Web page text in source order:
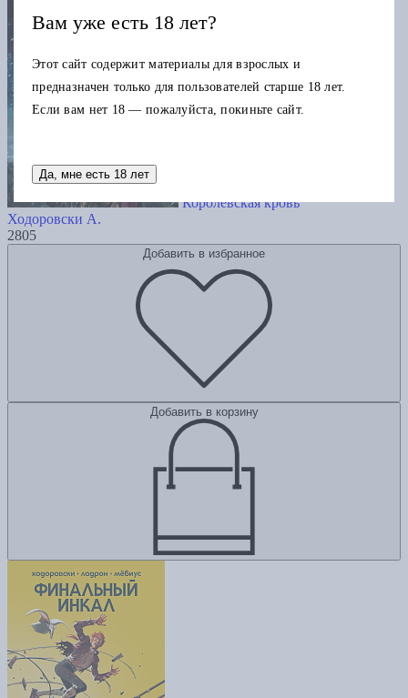
Королевская кровь
Ходоровски А.
2805
Добавить в избранное
Добавить в корзину
Вам уже есть 18 лет?
Этот сайт содержит материалы для взрослых и
предназначен только для пользователей старше 18 лет.
Если вам нет 18 — пожалуйста, покиньте сайт.
Да, мне есть 18 лет